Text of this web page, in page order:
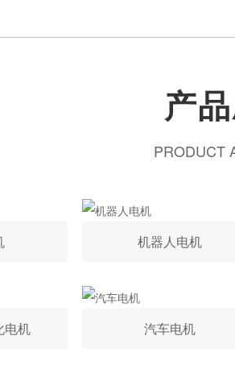
产
PRODUCT
机器人电机
电机 汽车电机